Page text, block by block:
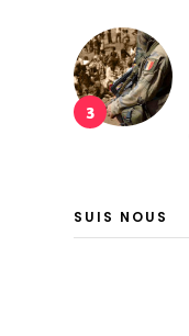
3
SUIS NOUS